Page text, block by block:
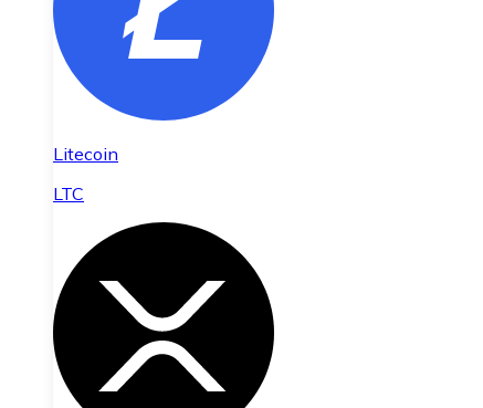
Litecoin
LTC